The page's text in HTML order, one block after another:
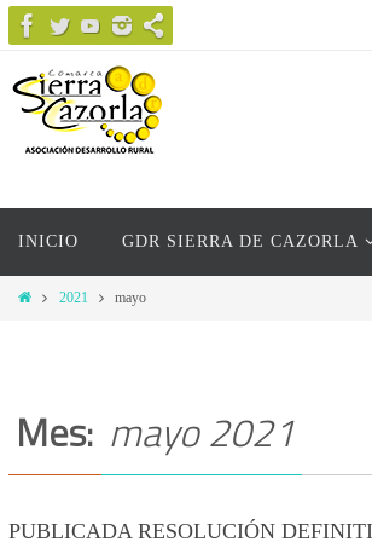
Ir
al
contenido
INICIO GDR SIERRA DE CAZORLA
Inicio2021 mayo
Mes: mayo 2021
PUBLICADA RESOLUCIÓN